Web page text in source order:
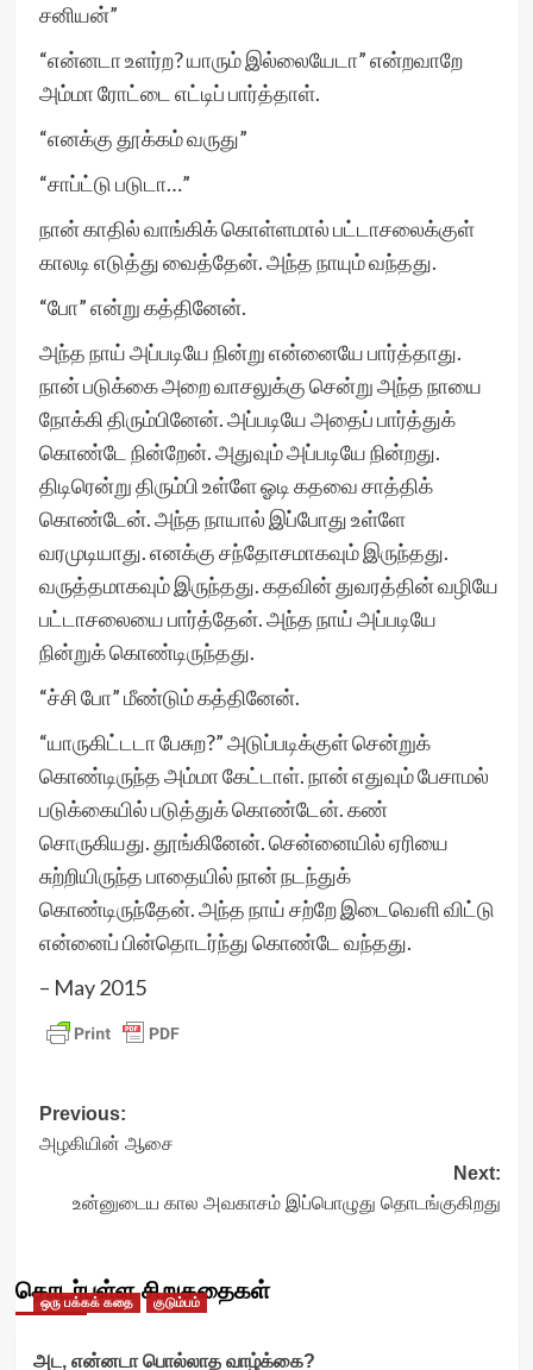
சனியன்”
“என்னடா உளர்ற? யாரும் இல்லையேடா” என்றவாறே
அம்மா ரோட்டை எட்டிப் பார்த்தாள்.
“எனக்கு தூக்கம் வருது”
“சாப்ட்டு படுடா…”
நான் காதில் வாங்கிக் கொள்ளமால் பட்டாசலைக்குள்
காலடி எடுத்து வைத்தேன். அந்த நாயும் வந்தது.
“போ” என்று கத்தினேன்.
அந்த நாய் அப்படியே நின்று என்னையே பார்த்தாது.
நான் படுக்கை அறை வாசலுக்கு சென்று அந்த நாயை
நோக்கி திரும்பினேன். அப்படியே அதைப் பார்த்துக்
கொண்டே நின்றேன். அதுவும் அப்படியே நின்றது.
திடிரென்று திரும்பி உள்ளே ஓடி கதவை சாத்திக்
கொண்டேன். அந்த நாயால் இப்போது உள்ளே
வரமுடியாது. எனக்கு சந்தோசமாகவும் இருந்தது.
வருத்தமாகவும் இருந்தது. கதவின் துவரத்தின் வழியே
பட்டாசலையை பார்த்தேன். அந்த நாய் அப்படியே
நின்றுக் கொண்டிருந்தது.
“ச்சி போ” மீண்டும் கத்தினேன்.
“யாருகிட்டடா பேசுற?” அடுப்படிக்குள் சென்றுக்
கொண்டிருந்த அம்மா கேட்டாள். நான் எதுவும் பேசாமல்
படுக்கையில் படுத்துக் கொண்டேன். கண்
சொருகியது. தூங்கினேன். சென்னையில் ஏரியை
சுற்றியிருந்த பாதையில் நான் நடந்துக்
கொண்டிருந்தேன். அந்த நாய் சற்றே இடைவெளி விட்டு
என்னைப் பின்தொடர்ந்து கொண்டே வந்தது.
– May 2015
Post
navigation
Previous:
அழகியின்‌ ஆசை
Next:
உன்னுடைய கால அவகாசம் இப்பொழுது தொடங்குகிறது
தொடர்புள்ள சிறுகதைகள்
ஒரு பக்கக் கதை குடும்பம்
அட, என்னடா பொல்லாத வாழ்க்கை?